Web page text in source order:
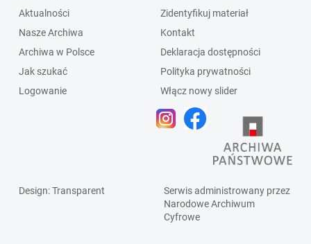
Aktualności
Nasze Archiwa
Archiwa w Polsce
Jak szukać
Logowanie
Zidentyfikuj materiał
Kontakt
Deklaracja dostępności
Polityka prywatności
Włącz nowy slider
Design: Transparent
Serwis administrowany przez
Narodowe Archiwum
Cyfrowe